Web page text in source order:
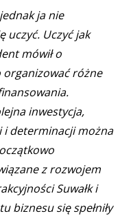
ja nie
uczyć. Uczyć jak
mówił o
organizować różne
inwestycja,
i determinacji można
z rozwojem
Suwałk i
biznesu się spełniły